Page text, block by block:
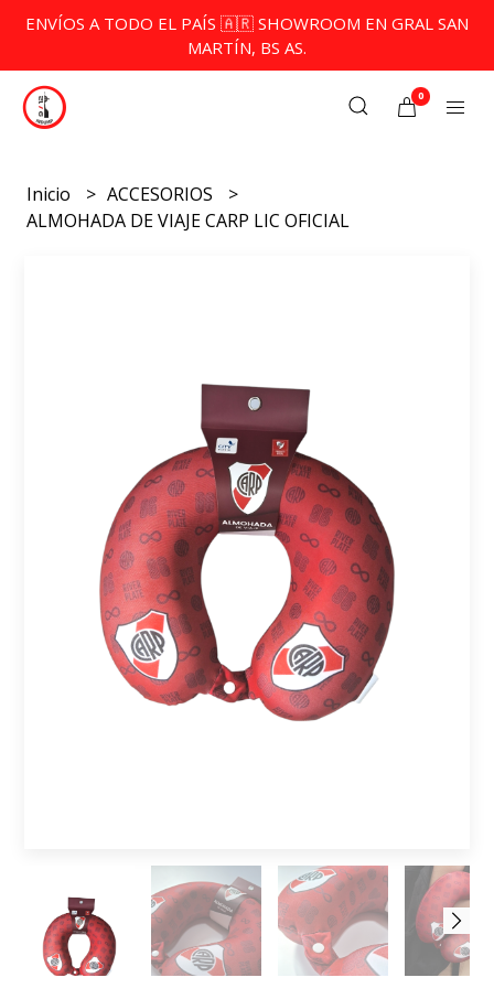
ENVÍOS A TODO EL PAÍS 🇦🇷 SHOWROOM EN GRAL SAN
MARTÍN, BS AS.
0
Inicio
ACCESORIOS
ALMOHADA DE VIAJE CARP LIC OFICIAL